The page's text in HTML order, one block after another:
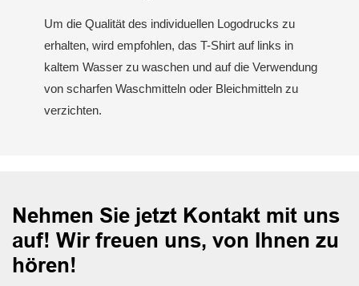
Um die Qualität des individuellen Logodrucks zu
erhalten, wird empfohlen, das T-Shirt auf links in
kaltem Wasser zu waschen und auf die Verwendung
von scharfen Waschmitteln oder Bleichmitteln zu
verzichten.
Nehmen Sie jetzt Kontakt mit uns
auf! Wir freuen uns, von Ihnen zu
hören!